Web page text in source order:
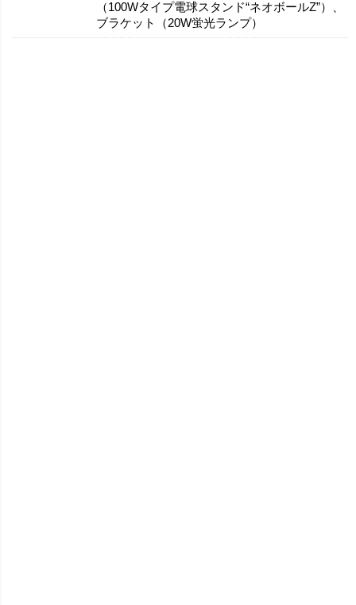
（100Wタイプ電球スタンド“ネオボールZ”）、
ブラケット（20W蛍光ランプ）